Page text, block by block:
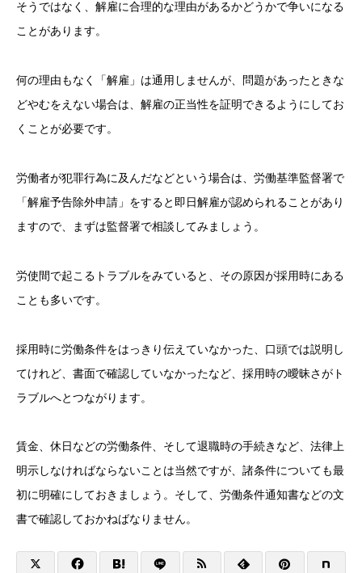
そうではなく、解雇に合理的な理由があるかどうかで争いになる
ことがあります。
何の理由もなく「解雇」は通用しませんが、問題があったときな
どやむをえない場合は、解雇の正当性を証明できるようにしてお
くことが必要です。
労働者が犯罪行為に及んだなどという場合は、労働基準監督署で
「解雇予告除外申請」をすると即日解雇が認められることがあり
ますので、まずは監督署で相談してみましょう。
労使間で起こるトラブルをみていると、その原因が採用時にある
ことも多いです。
採用時に労働条件をはっきり伝えていなかった、口頭では説明し
てけれど、書面で確認していなかったなど、採用時の曖昧さがト
ラブルへとつながります。
賃金、休日などの労働条件、そして退職時の手続きなど、法律上
明示しなければならないことは当然ですが、諸条件についても最
初に明確にしておきましょう。そして、労働条件通知書などの文
書で確認しておかねばなりません。